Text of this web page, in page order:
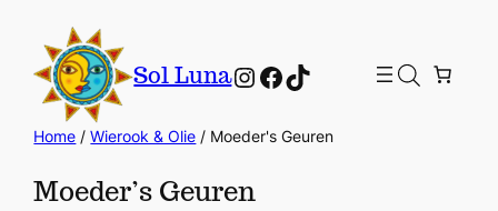
Sol LunaInstagram
Facebook
TikTok
Home /Wierook & Olie / Moeder's Geuren
Moeder’s Geuren